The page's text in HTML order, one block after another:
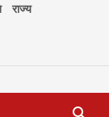
राज्य